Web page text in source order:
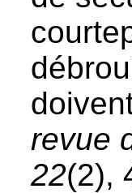
revue
22(2),